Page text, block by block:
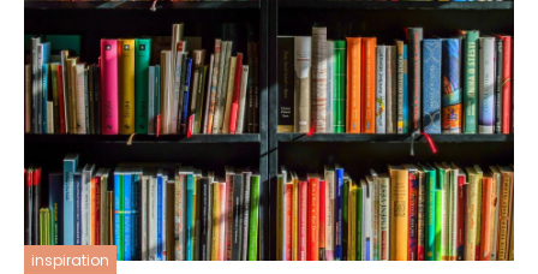
inspiration